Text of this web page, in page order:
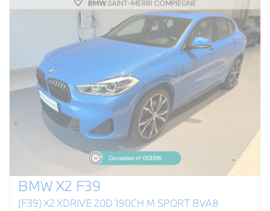
BMW X2 F39
(F39) X2 XDRIVE 20D 190CH M SPORT BVA8